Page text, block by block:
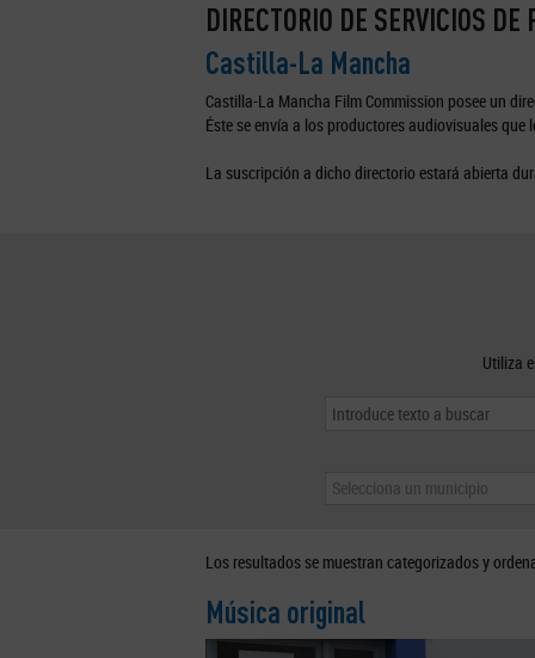
DIRECTORIO DE SERVICIOS DE
Castilla-La Mancha
Castilla-La Mancha Film Commission posee un
Éste se envía a los productores audiovisuales que
La suscripción a dicho directorio estará abierta
Utiliza
Selecciona un municipio
Los resultados se muestran categorizados y
Música original